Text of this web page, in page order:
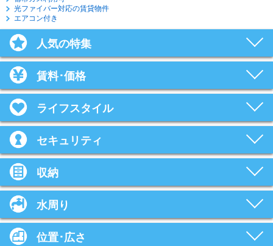
光ファイバー対応の賃貸物件
エアコン付き
人気の特集
賃料･価格
ライフスタイル
セキュリティ
収納
水周り
位置･広さ